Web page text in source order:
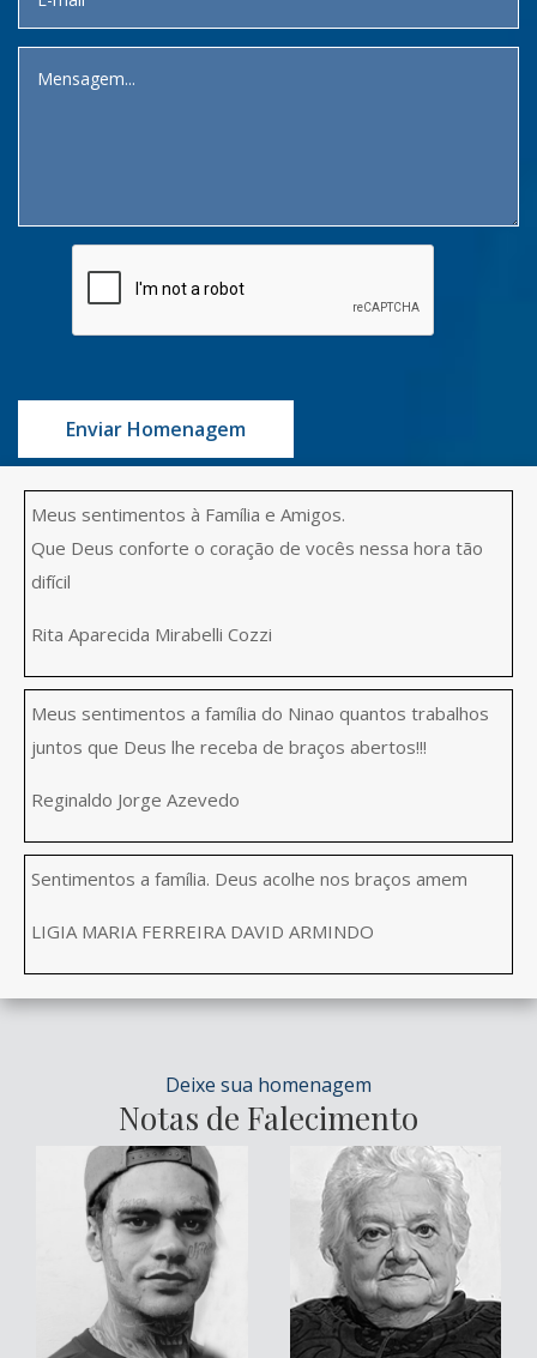
Enviar Homenagem
Meus sentimentos à Família e Amigos.
Que Deus conforte o coração de vocês nessa hora tão
difícil
Rita Aparecida Mirabelli Cozzi
Meus sentimentos a família do Ninao quantos trabalhos
juntos que Deus lhe receba de braços abertos!!!
Reginaldo Jorge Azevedo
Sentimentos a família. Deus acolhe nos braços amem
LIGIA MARIA FERREIRA DAVID ARMINDO
Deixe sua homenagem
Notas de Falecimento